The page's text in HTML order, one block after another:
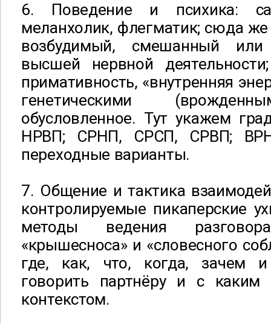
6. Поведение и психика:
меланхолик, флегматик; сюда
возбудимый, смешанный
высшей нервной
примативность, «внутренняя
генетическими
обусловленное. Тут укажем
НРВП; СРНП, СРСП, СРВП;
переходные варианты.
7. Общение и тактика
контролируемые пикаперские
методы ведения
«крышесноса» и «словесного
где, как, что, когда, зачем
говорить партнёру и с
контекстом.